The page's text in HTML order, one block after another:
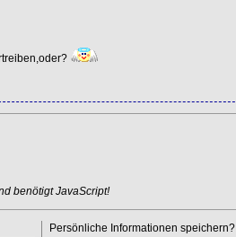
benötigt JavaScript!
Persönliche Informationen speichern?